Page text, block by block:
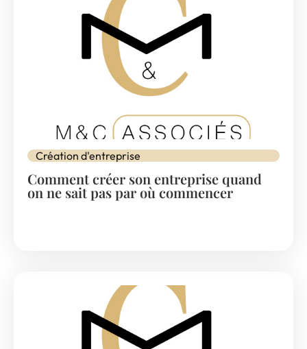
Création d'entreprise
Comment créer son entreprise quand
on ne sait pas par où commencer